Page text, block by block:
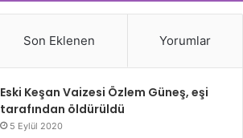
Son Eklenen Yorumlar
Eski Keşan Vaizesi Özlem Güneş, eşi
tarafından öldürüldü
5 Eylül 2020